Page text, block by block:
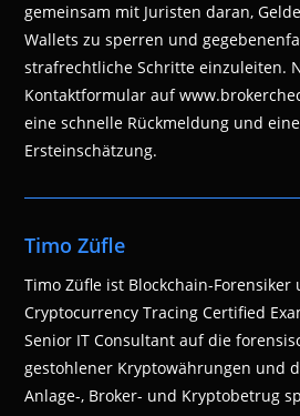
gemeinsam mit Juristen daran,
Wallets zu sperren und
strafrechtliche Schritte einzuleiten.
Kontaktformular auf
eine schnelle Rückmeldung und
Ersteinschätzung.
Timo Züfle
Timo Züfle ist Blockchain-
Cryptocurrency Tracing Certified
Senior IT Consultant auf die
gestohlener Kryptowährungen und
Anlage-, Broker- und Kryptobetrug